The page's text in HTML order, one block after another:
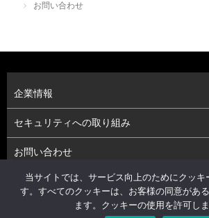
お問い合わせ
企業情報
セキュリティへの取り組み
お問い合わせ
プライバシーポリシー（個人情報保護方針）
株式会社アーベルソフト © 2026. All
当サイトでは、サービス向上のためにクッキ
す。すべてのクッキーは、お客様の同意があ
ます。クッキーの使用を許可し